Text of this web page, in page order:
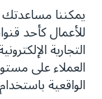
يمكننا
للأعمال كأحد
التجارية
العملاء على
الواقعية